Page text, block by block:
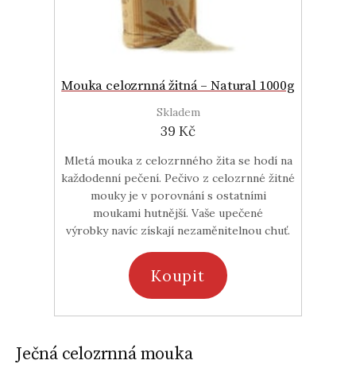
Mouka celozrnná žitná – Natural 1000g
Skladem
39 Kč
Mletá mouka z celozrnného žita se hodí na
každodenní pečení. Pečivo z celozrnné žitné
mouky je v porovnání s ostatními
moukami hutnější. Vaše upečené
výrobky navíc získají nezaměnitelnou chuť.
Koupit
Ječná celozrnná mouka